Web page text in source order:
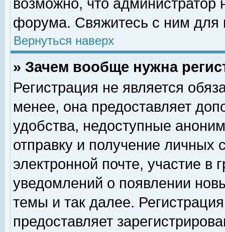
возможно, что
форума. Свяжитесь с ним для
Вернуться наверх
» Зачем вообще нужна
Регистрация не является
менее, она предоставляет
удобства, недоступные
отправку и получение личных
электронной почте, участие в
уведомлений о появлении
темы и так далее.
предоставляет